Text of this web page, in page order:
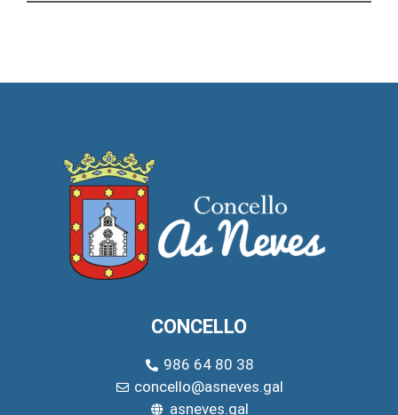
CONCELLO
986 64 80 38
concello@asneves.gal
asneves.gal